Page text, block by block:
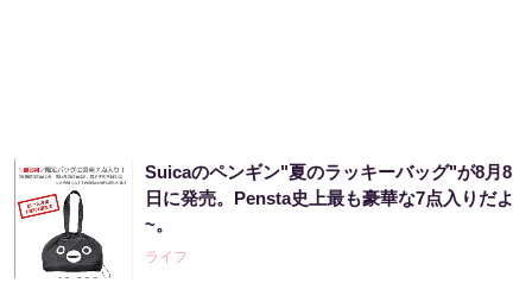
アマゾン1位「このお茶ガチです」噂のお茶
PR（ハーブ健康本舗）
Suicaのペンギン"夏のラッキーバッグ"が8月8
日に発売。Pensta史上最も豪華な7点入りだよ
~。
ライフ